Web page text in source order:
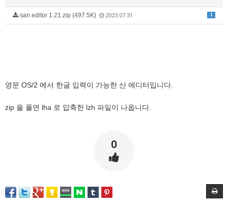
1
san editor 1.21.zip (497.5K) 2023.07.31
영문 OS/2 에서 한글 입력이 가능한 산 에디터입니다.
zip 을 풀면 lha 로 압축한 lzh 파일이 나옵니다.
0